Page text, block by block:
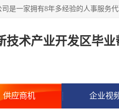
供应商机 企业视